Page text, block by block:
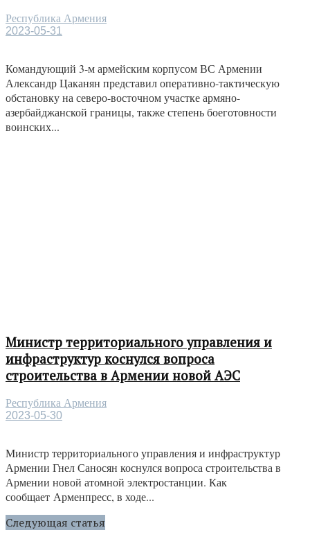
Республика Армения
2023-05-31
Командующий 3-м армейским корпусом ВС Армении
Александр Цаканян представил оперативно-тактическую
обстановку на северо-восточном участке армяно-
азербайджанской границы, также степень боеготовности
воинских...
Министр территориального управления и
инфраструктур коснулся вопроса
строительства в Армении новой АЭС
Республика Армения
2023-05-30
Министр территориального управления и инфраструктур
Армении Гнел Саносян коснулся вопроса строительства в
Армении новой атомной электростанции. Как
сообщает Арменпресс, в ходе...
Следующая статья